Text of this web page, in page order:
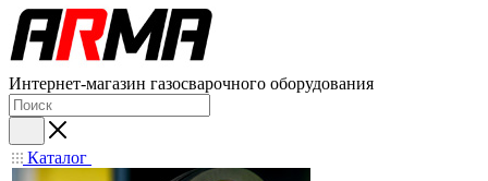
Интернет-магазин газосварочного оборудования
Каталог